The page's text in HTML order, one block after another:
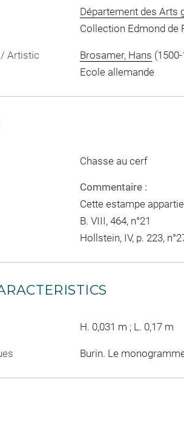
Département des Arts
Collection Edmond de
Artistic
Brosamer, Hans
Ecole allemande
Chasse au cerf
Commentaire :
Cette estampe
B. VIII, 464, n°21
Hollstein, IV, p. 223,
H. 0,031 m ; L. 0,17 m
Burin. Le